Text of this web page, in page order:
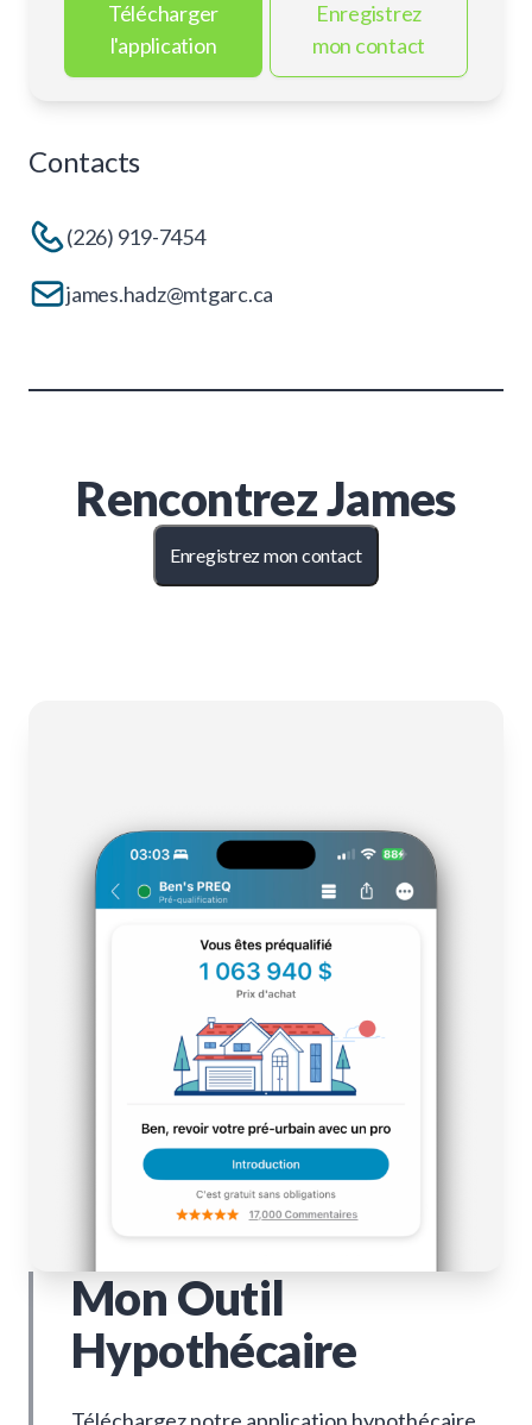
Télécharger
l'application
Enregistrez
mon contact
Contacts
(226) 919-7454
james.hadz@mtgarc.ca
RencontrezJames
Enregistrez mon contact
Mon Outil
Hypothécaire